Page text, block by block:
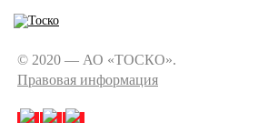
© 2020 — АО «ТОСКО».
Правовая информация